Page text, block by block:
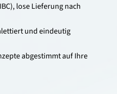
lose Lieferung nach
und eindeutig
abgestimmt auf Ihre